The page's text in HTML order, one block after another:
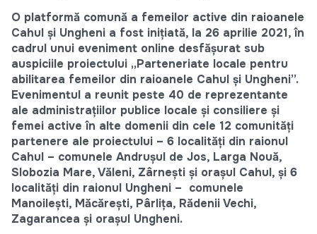
O platformă comună a femeilor active din raioanele
Cahul și Ungheni a fost inițiată, la 26 aprilie 2021, în
cadrul unui eveniment online desfășurat sub
auspiciile proiectului „Parteneriate locale pentru
abilitarea femeilor din raioanele Cahul și Ungheni”.
Evenimentul a reunit peste 40 de reprezentante
ale administrațiilor publice locale și consiliere și
femei active în alte domenii din cele 12 comunități
partenere ale proiectului – 6 localități din raionul
Cahul – comunele Andrușul de Jos, Larga Nouă,
Slobozia Mare, Văleni, Zârnești și orașul Cahul, și 6
localități din raionul Ungheni – comunele
Manoilești, Măcărești, Pârlița, Rădenii Vechi,
Zagarancea și orașul Ungheni.